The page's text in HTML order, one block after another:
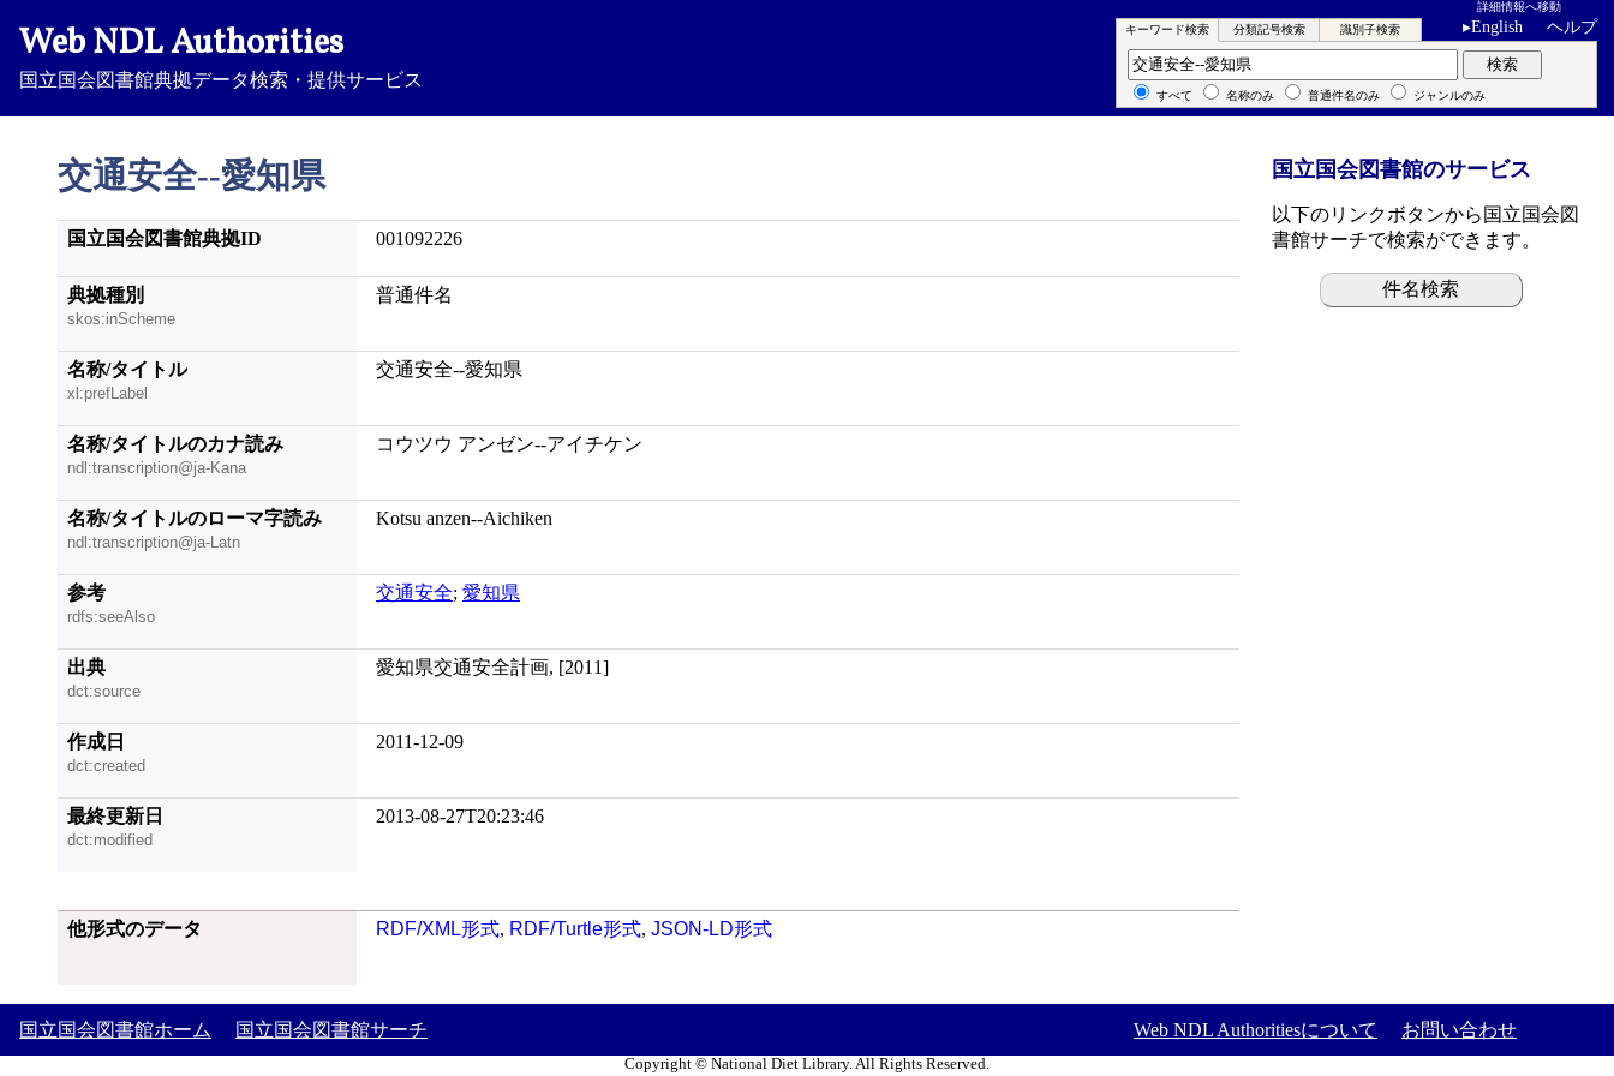
Web NDL Authorities
国立国会図書館典拠データ検索・提供サービス
詳細情報へ移動
▸English ヘルプ
交通安全--愛知県
キーワード検索 分類記号検索 識別子検索
キーワード検索 検索
すべて 名称のみ 普通件名のみ ジャンルのみ
国立国会図書館典拠ID 001092226
典拠種別
skos:inScheme
普通件名
名称/タイトル
xl:prefLabel
交通安全--愛知県
名称/タイトルのカナ読み
ndl:transcription@ja-Kana
コウツウ アンゼン--アイチケン
名称/タイトルのローマ字読み
ndl:transcription@ja-Latn
Kotsu anzen--Aichiken
参考
rdfs:seeAlso
交通安全; 愛知県
出典
dct:source
愛知県交通安全計画, [2011]
作成日
dct:created
2011-12-09
最終更新日
dct:modified
2013-08-27T20:23:46
他形式のデータ RDF/XML形式, RDF/Turtle形式, JSON-LD形式
国立国会図書館のサービス
以下のリンクボタンから国立国会図
書館サーチで検索ができます。
件名検索
国立国会図書館ホーム 国立国会図書館サーチ Web NDL Authoritiesについて お問い合わせ
Copyright © National Diet Library. All Rights Reserved.